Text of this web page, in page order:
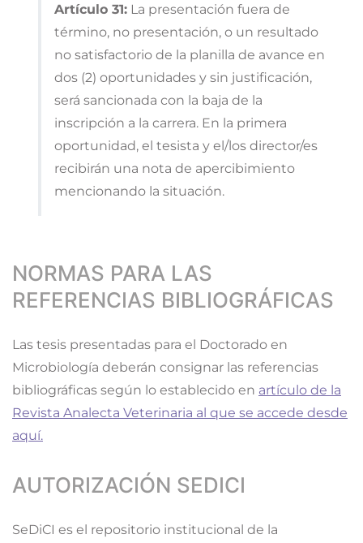
Artículo 31: La presentación fuera de
término, no presentación, o un resultado
no satisfactorio de la planilla de avance en
dos (2) oportunidades y sin justificación,
será sancionada con la baja de la
inscripción a la carrera. En la primera
oportunidad, el tesista y el/los director/es
recibirán una nota de apercibimiento
mencionando la situación.
NORMAS PARA LAS
REFERENCIAS BIBLIOGRÁFICAS
Las tesis presentadas para el Doctorado en
Microbiología deberán consignar las referencias
bibliográficas según lo establecido en artículo de la
Revista Analecta Veterinaria al que se accede desde
aquí.
AUTORIZACIÓN SEDICI
SeDiCI es el repositorio institucional de la